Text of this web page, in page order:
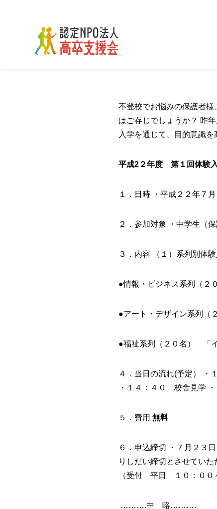
不登校でお悩みの保護者
はご存じでしょうか？ 昨
入学を通じて、目的意識を
平成2２年度 第１回体験
１．日時 ・平成２２年７
２．参加対象 ・中学生（保
３．内容 （１）系列別体
●情報・ビジネス系列（２
●アート・デザイン系列（
●福祉系列（２０名） 「
４．当日の流れ(予定） ・
・１４：４０ 校舎見学
５．費用 無料
６．申込締切
・７月２３
りしだい締切とさせてい
（受付 平日 １０：００
……….中 略……….